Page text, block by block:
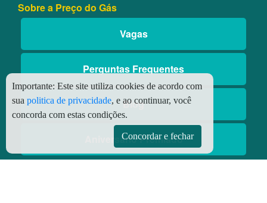
Sobre a Preço do Gás
Vagas
Perguntas Frequentes
Blog
Aniversário Premiado
Importante: Este site utiliza cookies de acordo com
sua politica de privacidade, e ao continuar, você
concorda com estas condições.
Concordar e fechar